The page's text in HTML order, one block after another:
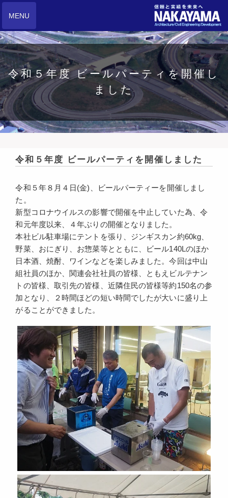
MENU
令和５年度 ビールパーティを開催し
ました
令和５年度 ビールパーティを開催しました
令和５年８月４日(金)、ビールパーティーを開催しまし
た。
新型コロナウイルスの影響で開催を中止していた為、令
和元年度以来、４年ぶりの開催となりました。
本社ビル駐車場にテントを張り、ジンギスカン約60kg、
野菜、おにぎり、お惣菜等とともに、ビール140Lのほか
日本酒、焼酎、ワインなどを楽しみました。今回は中山
組社員のほか、関連会社社員の皆様、ともえビルテナン
トの皆様、取引先の皆様、近隣住民の皆様等約150名の参
加となり、２時間ほどの短い時間でしたが大いに盛り上
がることができました。